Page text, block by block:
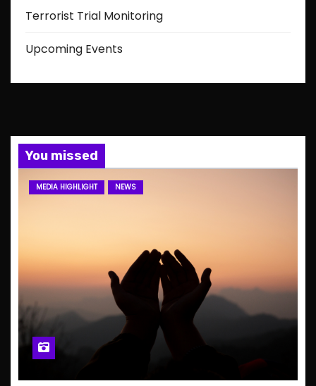
Terrorist Trial Monitoring
Upcoming Events
You missed
MEDIA HIGHLIGHT NEWS